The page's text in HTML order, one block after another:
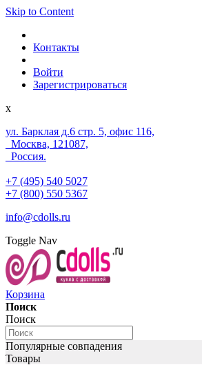
Skip to Content
Контакты
Войти
Зарегистрироваться
x
ул. Барклая д.6 стр. 5, офис 116,
Москва, 121087,
Россия.
+7 (495) 540 5027
+7 (800) 550 5367
info@cdolls.ru
Toggle Nav
Корзина
Поиск
Поиск
Популярные совпадения
Товары